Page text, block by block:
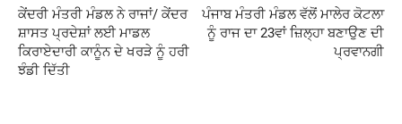
ਕੇਂਦਰੀ ਮੰਤਰੀ ਮੰਡਲ ਨੇ ਰਾਜਾਂ/ ਕੇਂਦਰ
ਸ਼ਾਸਤ ਪ੍ਰਦੇਸ਼ਾਂ ਲਈ ਮਾਡਲ
ਕਿਰਾਏਦਾਰੀ ਕਾਨੂੰਨ ਦੇ ਖਰੜੇ ਨੂੰ ਹਰੀ
ਝੰਡੀ ਦਿੱਤੀ
ਪੰਜਾਬ ਮੰਤਰੀ ਮੰਡਲ ਵੱਲੋਂ ਮਾਲੇਰ ਕੋਟਲਾ
ਨੂੰ ਰਾਜ ਦਾ 23ਵਾਂ ਜ਼ਿਲ੍ਹਾ ਬਣਾਉਣ ਦੀ
ਪ੍ਰਵਾਨਗੀ